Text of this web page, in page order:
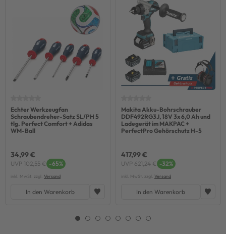
Echter Werkzeugfan
Schraubendreher-Satz SL/PH 5
tlg. Perfect Comfort + Adidas
WM-Ball
34,99 €
UVP 102,55 € -65%
inkl. MwSt. zzgl. Versand
In den Warenkorb
Makita Akku-Bohrschrauber
DDF492RG3J, 18V 3x 6,0 Ah und
Ladegerät im MAKPAC +
PerfectPro Gehörschutz H-5
417,99 €
UVP 621,24 € -32%
inkl. MwSt. zzgl. Versand
In den Warenkorb